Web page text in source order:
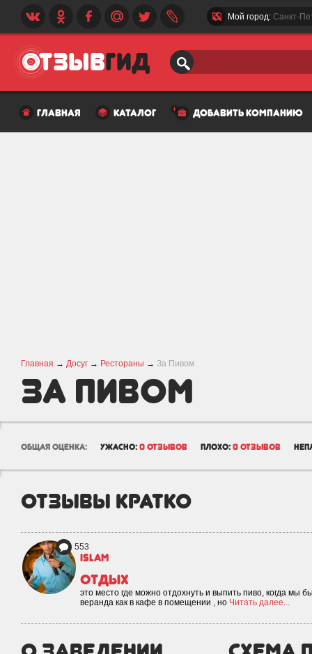
Мой город: Санкт-
главная каталог добавить компанию
Главная → Досуг → Рестораны → За Пивом
За Пивом
общая оценка: ужасно: 0 отзывов плохо: 0 отзывов
отзывы кратко
553
islam
Отдых
это место где можно отдохнуть и выпить пиво, когда мы
веранда как в кафе в помещении , но Читать далее...